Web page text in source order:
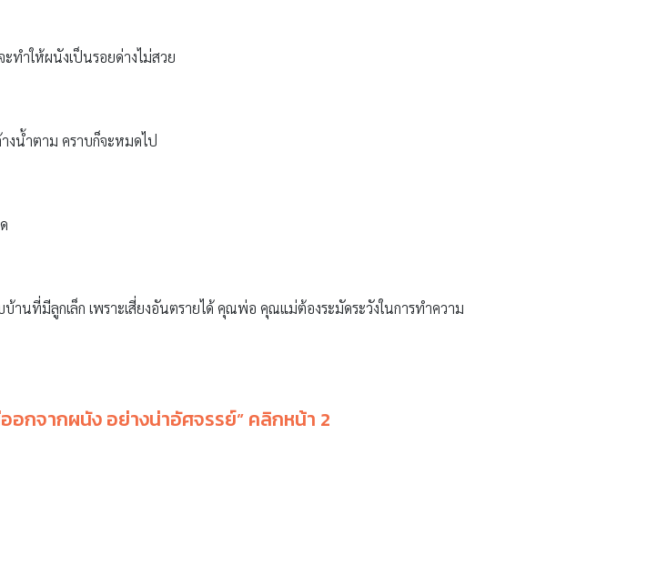
ทำให้ผนังเป็นรอยด่างไม่สวย
งน้ำตาม คราบก็จะหมดไป
นที่มีลูกเล็ก เพราะเสี่ยงอันตรายได้ คุณพ่อ คุณแม่ต้องระมัดระวังในการทำความ
กจากผนัง อย่างน่าอัศจรรย์” คลิกหน้า 2